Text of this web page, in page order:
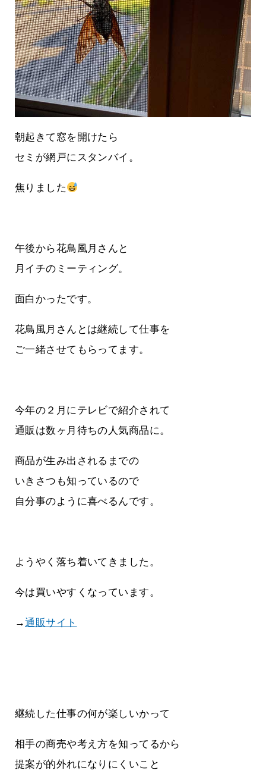
朝起きて窓を開けたら
セミが網戸にスタンバイ。
焦りました
午後から花鳥風月さんと
月イチのミーティング。
面白かったです。
花鳥風月さんとは継続して仕事を
ご一緒させてもらってます。
今年の２月にテレビで紹介されて
通販は数ヶ月待ちの人気商品に。
商品が生み出されるまでの
いきさつも知っているので
自分事のように喜べるんです。
ようやく落ち着いてきました。
今は買いやすくなっています。
→通販サイト
継続した仕事の何が楽しいかって
相手の商売や考え方を知ってるから
提案が的外れになりにくいこと